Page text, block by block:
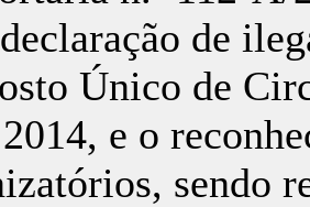
de
Único de
e o
sendo